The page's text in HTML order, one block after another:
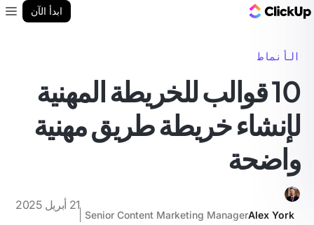
ابدأ الآن
الأنماط
10 قوالب للخريطة المهنية
لإنشاء خريطة طريق مهنية
واضحة
Alex York
Senior Content Marketing Manager
21 أبريل 2025